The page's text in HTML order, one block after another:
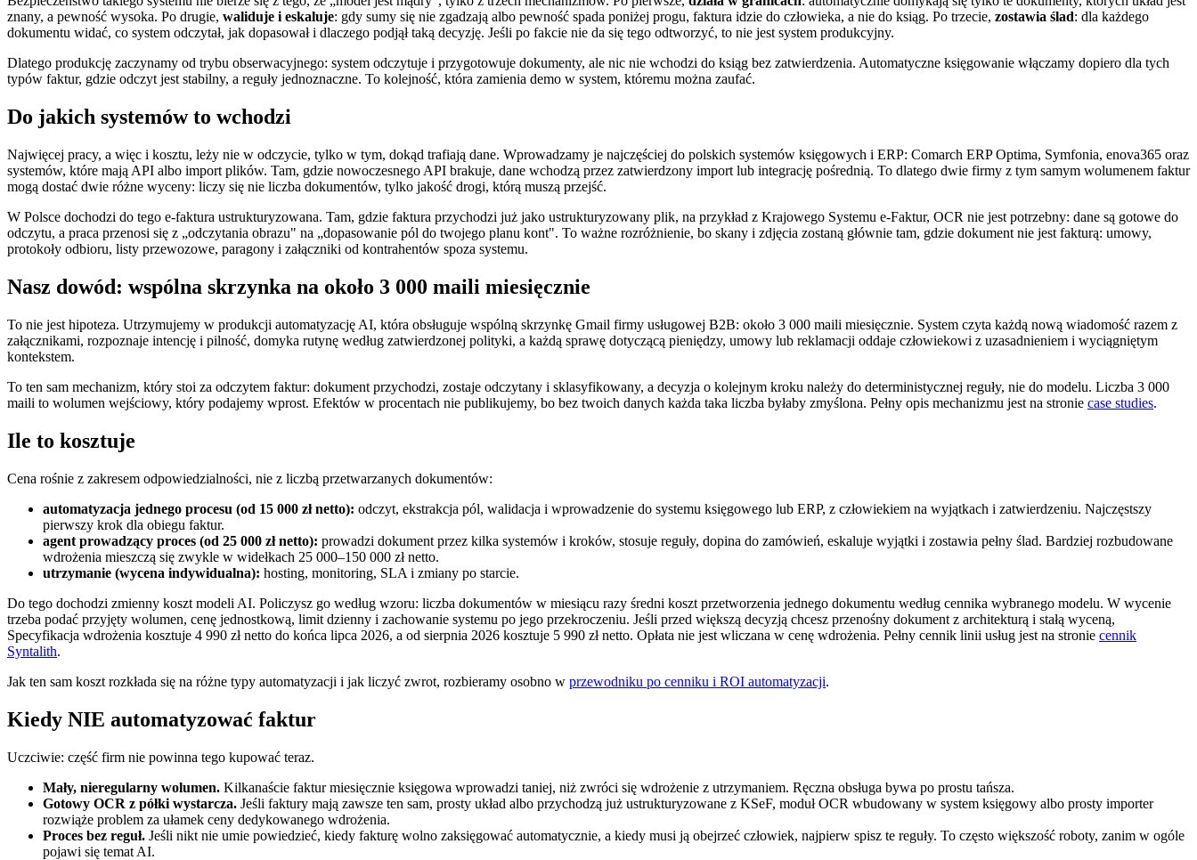
znany, a pewność wysoka. Po drugie, waliduje i eskaluje: gdy sumy się nie zgadzają albo pewność spada poniżej progu, faktura idzie do człowieka, a nie do ksiąg. Po trzecie, zostawia ślad: dla każdego
dokumentu widać, co system odczytał, jak dopasował i dlaczego podjął taką decyzję. Jeśli po fakcie nie da się tego odtworzyć, to nie jest system produkcyjny.
Dlatego produkcję zaczynamy od trybu obserwacyjnego: system odczytuje i przygotowuje dokumenty, ale nic nie wchodzi do ksiąg bez zatwierdzenia. Automatyczne księgowanie włączamy dopiero dla tych
typów faktur, gdzie odczyt jest stabilny, a reguły jednoznaczne. To kolejność, która zamienia demo w system, któremu można zaufać.
Do jakich systemów to wchodzi
Najwięcej pracy, a więc i kosztu, leży nie w odczycie, tylko w tym, dokąd trafiają dane. Wprowadzamy je najczęściej do polskich systemów księgowych i ERP: Comarch ERP Optima, Symfonia, enova365 oraz
systemów, które mają API albo import plików. Tam, gdzie nowoczesnego API brakuje, dane wchodzą przez zatwierdzony import lub integrację pośrednią. To dlatego dwie firmy z tym samym wolumenem faktur
mogą dostać dwie różne wyceny: liczy się nie liczba dokumentów, tylko jakość drogi, którą muszą przejść.
W Polsce dochodzi do tego e-faktura ustrukturyzowana. Tam, gdzie faktura przychodzi już jako ustrukturyzowany plik, na przykład z Krajowego Systemu e-Faktur, OCR nie jest potrzebny: dane są gotowe do
odczytu, a praca przenosi się z „odczytania obrazu" na „dopasowanie pól do twojego planu kont". To ważne rozróżnienie, bo skany i zdjęcia zostaną głównie tam, gdzie dokument nie jest fakturą: umowy,
protokoły odbioru, listy przewozowe, paragony i załączniki od kontrahentów spoza systemu.
Nasz dowód: wspólna skrzynka na około 3 000 maili miesięcznie
To nie jest hipoteza. Utrzymujemy w produkcji automatyzację AI, która obsługuje wspólną skrzynkę Gmail firmy usługowej B2B: około 3 000 maili miesięcznie. System czyta każdą nową wiadomość razem z
załącznikami, rozpoznaje intencję i pilność, domyka rutynę według zatwierdzonej polityki, a każdą sprawę dotyczącą pieniędzy, umowy lub reklamacji oddaje człowiekowi z uzasadnieniem i wyciągniętym
kontekstem.
To ten sam mechanizm, który stoi za odczytem faktur: dokument przychodzi, zostaje odczytany i sklasyfikowany, a decyzja o kolejnym kroku należy do deterministycznej reguły, nie do modelu. Liczba 3 000
maili to wolumen wejściowy, który podajemy wprost. Efektów w procentach nie publikujemy, bo bez twoich danych każda taka liczba byłaby zmyślona. Pełny opis mechanizmu jest na stronie case studies.
Ile to kosztuje
Cena rośnie z zakresem odpowiedzialności, nie z liczbą przetwarzanych dokumentów:
automatyzacja jednego procesu (od 15 000 zł netto): odczyt, ekstrakcja pól, walidacja i wprowadzenie do systemu księgowego lub ERP, z człowiekiem na wyjątkach i zatwierdzeniu. Najczęstszy
pierwszy krok dla obiegu faktur.
agent prowadzący proces (od 25 000 zł netto): prowadzi dokument przez kilka systemów i kroków, stosuje reguły, dopina do zamówień, eskaluje wyjątki i zostawia pełny ślad. Bardziej rozbudowane
wdrożenia mieszczą się zwykle w widełkach 25 000–150 000 zł netto.
utrzymanie (wycena indywidualna): hosting, monitoring, SLA i zmiany po starcie.
Do tego dochodzi zmienny koszt modeli AI. Policzysz go według wzoru: liczba dokumentów w miesiącu razy średni koszt przetworzenia jednego dokumentu według cennika wybranego modelu. W wycenie
trzeba podać przyjęty wolumen, cenę jednostkową, limit dzienny i zachowanie systemu po jego przekroczeniu. Jeśli przed większą decyzją chcesz przenośny dokument z architekturą i stałą wyceną,
Specyfikacja wdrożenia kosztuje 4 990 zł netto do końca lipca 2026, a od sierpnia 2026 kosztuje 5 990 zł netto. Opłata nie jest wliczana w cenę wdrożenia. Pełny cennik linii usług jest na stronie cennik
Syntalith.
Jak ten sam koszt rozkłada się na różne typy automatyzacji i jak liczyć zwrot, rozbieramy osobno w przewodniku po cenniku i ROI automatyzacji.
Kiedy NIE automatyzować faktur
Uczciwie: część firm nie powinna tego kupować teraz.
Mały, nieregularny wolumen. Kilkanaście faktur miesięcznie księgowa wprowadzi taniej, niż zwróci się wdrożenie z utrzymaniem. Ręczna obsługa bywa po prostu tańsza.
Gotowy OCR z półki wystarcza. Jeśli faktury mają zawsze ten sam, prosty układ albo przychodzą już ustrukturyzowane z KSeF, moduł OCR wbudowany w system księgowy albo prosty importer
rozwiąże problem za ułamek ceny dedykowanego wdrożenia.
Proces bez reguł. Jeśli nikt nie umie powiedzieć, kiedy fakturę wolno zaksięgować automatycznie, a kiedy musi ją obejrzeć człowiek, najpierw spisz te reguły. To często większość roboty, zanim w ogóle
pojawi się temat AI.